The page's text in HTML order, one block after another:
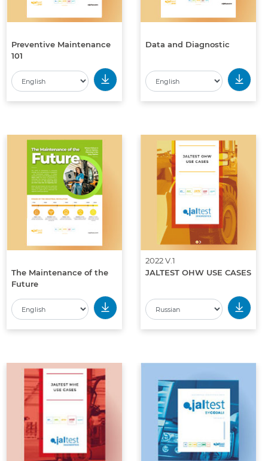
Preventive Maintenance
101
Data and Diagnostic
The Maintenance of the
Future
2022 V.1
JALTEST OHW USE CASES